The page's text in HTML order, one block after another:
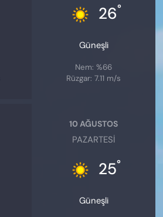
26°
Güneşli
Nem: %66
Rüzgar: 7.11 m/s
10 AĞUSTOS
PAZARTESI
25°
Güneşli